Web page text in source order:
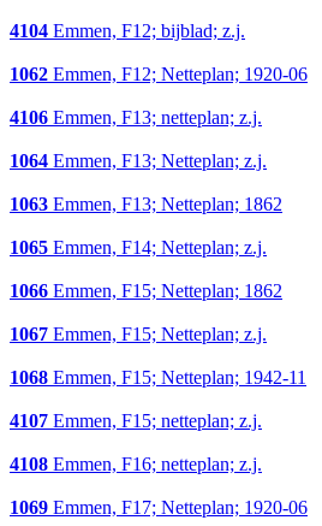
4104 Emmen, F12; bijblad; z.j.
1062 Emmen, F12; Netteplan; 1920-06
4106 Emmen, F13; netteplan; z.j.
1064 Emmen, F13; Netteplan; z.j.
1063 Emmen, F13; Netteplan; 1862
1065 Emmen, F14; Netteplan; z.j.
1066 Emmen, F15; Netteplan; 1862
1067 Emmen, F15; Netteplan; z.j.
1068 Emmen, F15; Netteplan; 1942-11
4107 Emmen, F15; netteplan; z.j.
4108 Emmen, F16; netteplan; z.j.
1069 Emmen, F17; Netteplan; 1920-06